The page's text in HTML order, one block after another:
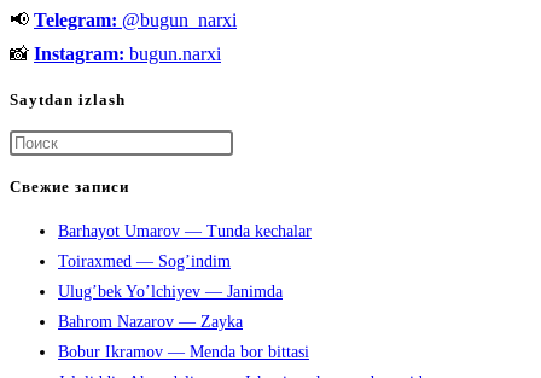
TESKARI
QARAB
📢 Telegram: @bugun_narxi
📸 Instagram: bugun.narxi
Saytdan izlash
чтобы
панель
поиска.
Свежие записи
Barhayot Umarov — Tunda kechalar
Toiraxmed — Sog’indim
Ulug’bek Yo’lchiyev — Janimda
Bahrom Nazarov — Zayka
Bobur Ikramov — Menda bor bittasi